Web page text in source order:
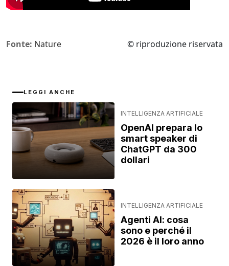
Fonte: Nature © riproduzione riservata
LEGGI ANCHE
INTELLIGENZA ARTIFICIALE
OpenAI prepara lo
smart speaker di
ChatGPT da 300
dollari
INTELLIGENZA ARTIFICIALE
Agenti AI: cosa
sono e perché il
2026 è il loro anno